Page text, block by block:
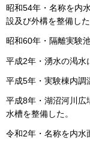
昭和54年・名称を内
設及び外構を整備した
昭和60年・隔離実験
平成2年・湧水の渇水
平成5年・実験棟内調
平成8年・湖沼河川広
水槽を整備した。
令和2年・名称を内水